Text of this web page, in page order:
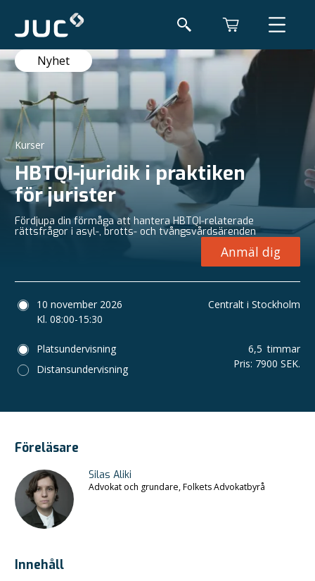
Nyhet
Kurser
HBTQI‑juridik i praktiken
för jurister
Fördjupa din förmåga att hantera HBTQI‑relaterade
rättsfrågor i asyl‑, brotts‑ och tvångsvårdsärenden
Anmäl dig
10 november 2026
Kl. 08:00-15:30
Centralt i Stockholm
Platsundervisning
Distansundervisning
6,5 timmar
Pris: 7900 SEK.
Föreläsare
Silas Aliki
Advokat och grundare, Folkets Advokatbyrå
Innehåll